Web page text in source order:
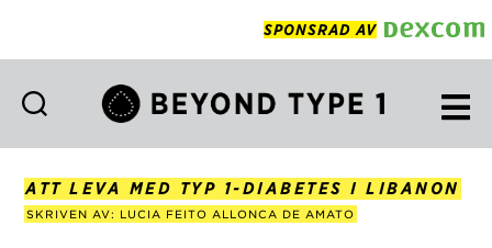
SPONSRAD AV
1
Swedish
ATT LEVA MED TYP 1-DIABETES I LIBANON
SKRIVEN AV: LUCIA FEITO ALLONCA DE AMATO